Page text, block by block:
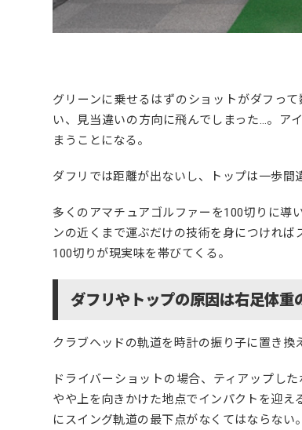
グリーンに乗せるはずのショットがダフっ
い、見当違いの方向に飛んでしまった…。ア
まうことになる。
ダフリでは距離が出ないし、トップは一歩間
多くのアマチュアゴルファーを100切りに導
ンの近くまで運ぶだけの技術を身につければ
100切りが現実味を帯びてくる。
ダフリやトップの原因は右足体重
クラブヘッドの軌道を時計の振り子に置き換
ドライバーショットの場合、ティアップし
やや上を向きかけた地点でインパクトを迎
にスイング軌道の最下点がなくてはならない